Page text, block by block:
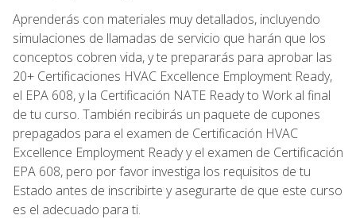
Aprenderás con materiales muy detallados, incluyendo
simulaciones de llamadas de servicio que harán que los
conceptos cobren vida, y te prepararás para aprobar las
20+ Certificaciones HVAC Excellence Employment Ready,
el EPA 608, y la Certificación NATE Ready to Work al final
de tu curso. También recibirás un paquete de cupones
prepagados para el examen de Certificación HVAC
Excellence Employment Ready y el examen de Certificación
EPA 608, pero por favor investiga los requisitos de tu
Estado antes de inscribirte y asegurarte de que este curso
es el adecuado para ti.